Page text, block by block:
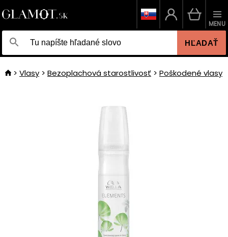
HĽADAŤ
MENU
Vlasy Bezoplachová starostlivosť Poškodené vlasy